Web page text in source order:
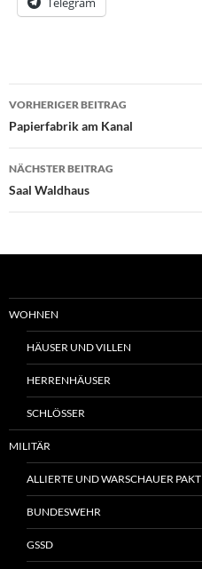
Beitrags-
Navigation
VORHERIGER BEITRAG
Papierfabrik am Kanal
NÄCHSTER BEITRAG
Saal Waldhaus
WOHNEN
HÄUSER UND VILLEN
HERRENHÄUSER
SCHLÖSSER
MILITÄR
ALLIERTE UND WARSCHAUER PAKT
BUNDESWEHR
GSSD